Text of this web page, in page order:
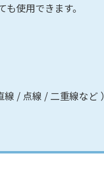
も使用できます。
/ 点線 / 二重線など ）